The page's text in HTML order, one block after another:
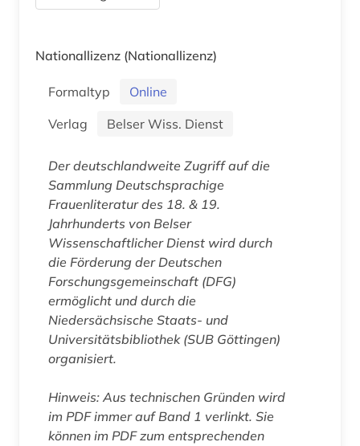
Nationallizenz (Nationallizenz)
Formaltyp
Online
Verlag
Belser Wiss. Dienst
Der deutschlandweite Zugriff auf die
Sammlung Deutschsprachige
Frauenliteratur des 18. & 19.
Jahrhunderts von Belser
Wissenschaftlicher Dienst wird durch
die Förderung der Deutschen
Forschungsgemeinschaft (DFG)
ermöglicht und durch die
Niedersächsische Staats- und
Universitätsbibliothek (SUB Göttingen)
organisiert.
Hinweis: Aus technischen Gründen wird
im PDF immer auf Band 1 verlinkt. Sie
können im PDF zum entsprechenden